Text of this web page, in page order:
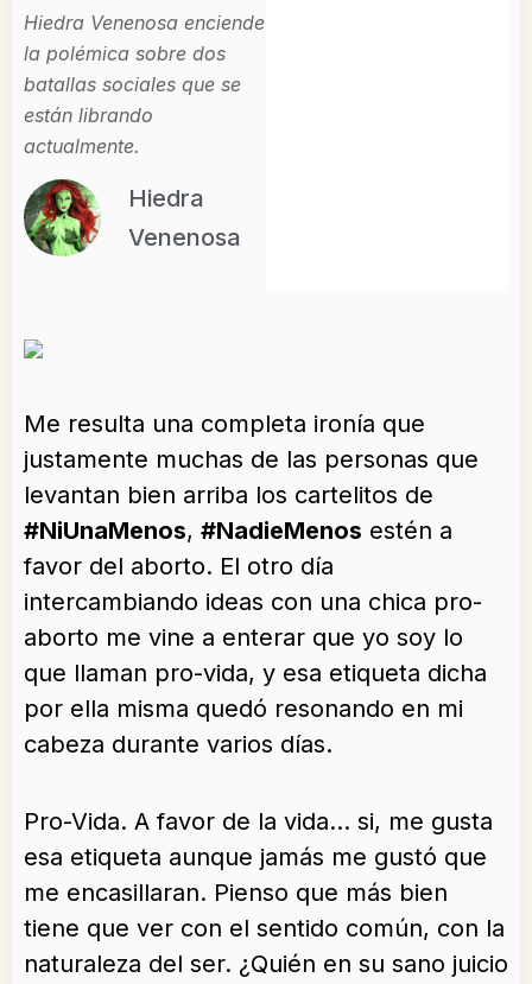
Hiedra Venenosa enciende
la polémica sobre dos
batallas sociales que se
están librando
actualmente.
Hiedra
Venenosa
Me resulta una completa ironía que
justamente muchas de las personas que
levantan bien arriba los cartelitos de
#NiUnaMenos, #NadieMenos estén a
favor del aborto. El otro día
intercambiando ideas con una chica pro-
aborto me vine a enterar que yo soy lo
que llaman pro-vida, y esa etiqueta dicha
por ella misma quedó resonando en mi
cabeza durante varios días.
Pro-Vida. A favor de la vida… si, me gusta
esa etiqueta aunque jamás me gustó que
me encasillaran. Pienso que más bien
tiene que ver con el sentido común, con la
naturaleza del ser. ¿Quién en su sano juicio